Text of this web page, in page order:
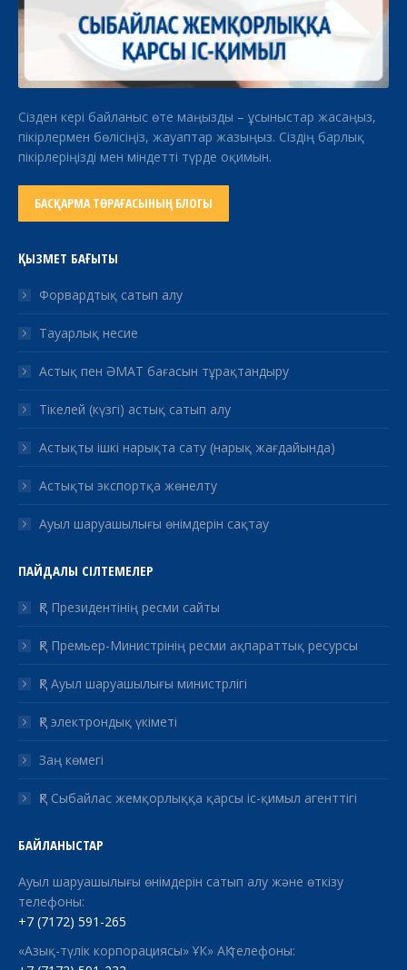
Сізден кері байланыс өте маңызды – ұсыныстар жасаңыз,
пікірлермен бөлісіңіз, жауаптар жазыңыз. Сіздің барлық
пікірлеріңізді мен міндетті түрде оқимын.
БАСҚАРМА ТӨРАҒАСЫНЫҢ БЛОГЫ
ҚЫЗМЕТ БАҒЫТЫ
Форвардтық сатып алу
Тауарлық несие
Астық пен ӘМАТ бағасын тұрақтандыру
Тікелей (күзгі) астық сатып алу
Астықты ішкі нарықта сату (нарық жағдайында)
Астықты экспортқа жөнелту
Ауыл шаруашылығы өнімдерін сақтау
ПАЙДАЛЫ СІЛТЕМЕЛЕР
ҚР Президентінің ресми сайты
ҚР Премьер-Министрінің ресми ақпараттық ресурсы
ҚР Ауыл шаруашылығы министрлігі
ҚР электрондық үкіметі
Заң көмегі
ҚР Сыбайлас жемқорлыққа қарсы іс-қимыл агенттігі
БАЙЛАНЫСТАР
Ауыл шаруашылығы өнімдерін сатып алу және өткізу
телефоны:
+7 (7172) 591-265
«Азық-түлік корпорациясы» ҰК» АҚ телефоны: